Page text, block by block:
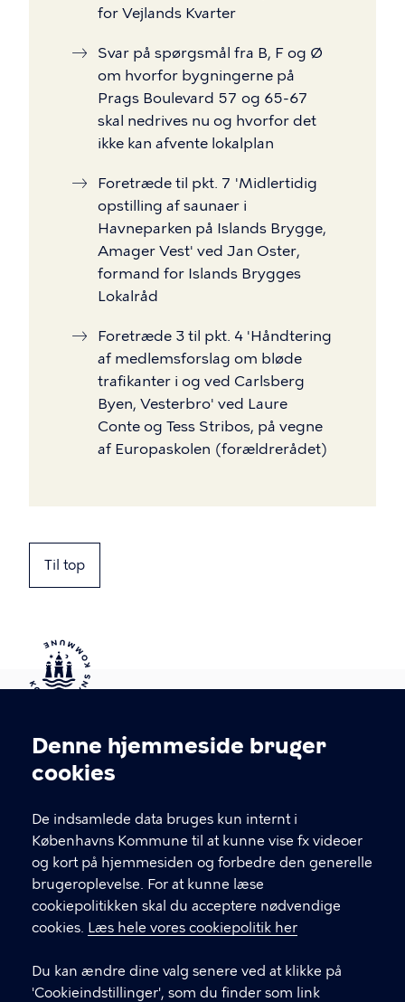
Cookieindstillinger
Denne hjemmeside bruger
cookies
De indsamlede data bruges kun internt i
Københavns Kommune til at kunne vise fx videoer
og kort på hjemmesiden og forbedre den generelle
brugeroplevelse. For at kunne læse
cookiepolitikken skal du acceptere nødvendige
cookies. Læs hele vores cookiepolitik her
Du kan ændre dine valg senere ved at klikke på
'Cookieindstillinger', som du finder som link
for Vejlands Kvarter
Svar på spørgsmål fra B, F og Ø
om hvorfor bygningerne på
Prags Boulevard 57 og 65-67
skal nedrives nu og hvorfor det
ikke kan afvente lokalplan
Foretræde til pkt. 7 'Midlertidig
opstilling af saunaer i
Havneparken på Islands Brygge,
Amager Vest' ved Jan Oster,
formand for Islands Brygges
Lokalråd
Foretræde 3 til pkt. 4 'Håndtering
af medlemsforslag om bløde
trafikanter i og ved Carlsberg
Byen, Vesterbro' ved Laure
Conte og Tess Stribos, på vegne
af Europaskolen (forældrerådet)
Til top
Kontakt Københavns Kommune
T
fFind andre kontakter her
CVR-nummer64942212
GENVEJE
Digital Post